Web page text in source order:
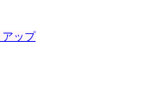
アップ